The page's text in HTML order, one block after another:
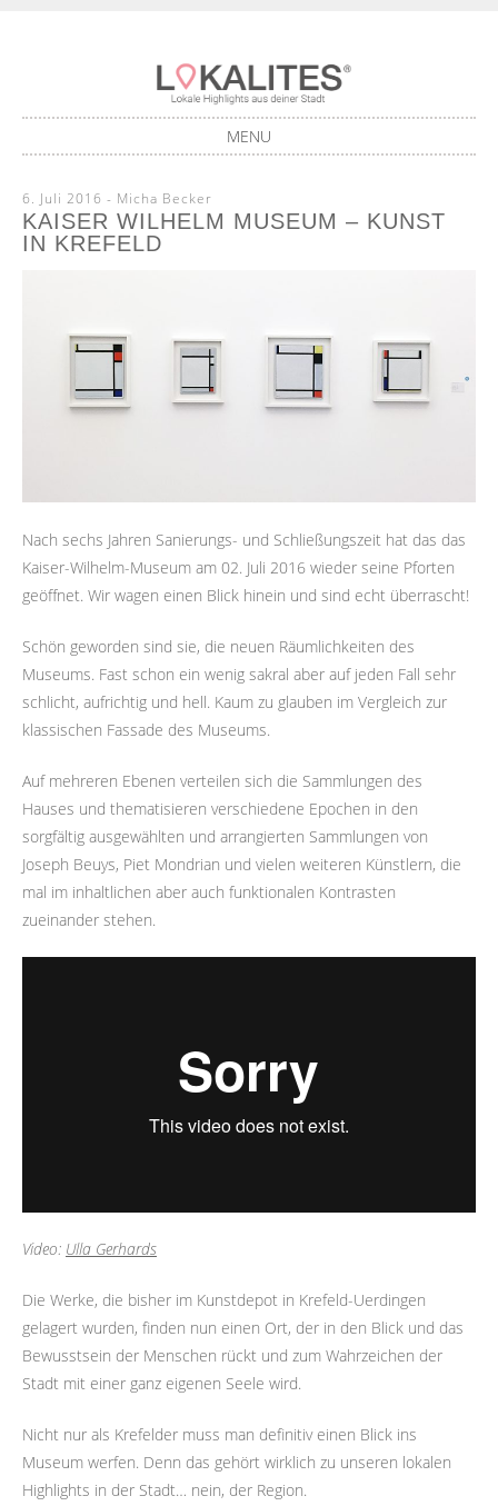
LOKALITES
Lokale Highlights aus deiner Stadt
MENU
TO
CONTENT
6. Juli 2016 - Micha Becker
KAISER WILHELM MUSEUM – KUNST
IN KREFELD
Nach sechs Jahren Sanierungs- und Schließungszeit hat das das
Kaiser-Wilhelm-Museum am 02. Juli 2016 wieder seine Pforten
geöffnet. Wir wagen einen Blick hinein und sind echt überrascht!
Schön geworden sind sie, die neuen Räumlichkeiten des
Museums. Fast schon ein wenig sakral aber auf jeden Fall sehr
schlicht, aufrichtig und hell. Kaum zu glauben im Vergleich zur
klassischen Fassade des Museums.
Auf mehreren Ebenen verteilen sich die Sammlungen des
Hauses und thematisieren verschiedene Epochen in den
sorgfältig ausgewählten und arrangierten Sammlungen von
Joseph Beuys, Piet Mondrian und vielen weiteren Künstlern, die
mal im inhaltlichen aber auch funktionalen Kontrasten
zueinander stehen.
Video: Ulla Gerhards
Die Werke, die bisher im Kunstdepot in Krefeld-Uerdingen
gelagert wurden, finden nun einen Ort, der in den Blick und das
Bewusstsein der Menschen rückt und zum Wahrzeichen der
Stadt mit einer ganz eigenen Seele wird.
Nicht nur als Krefelder muss man definitiv einen Blick ins
Museum werfen. Denn das gehört wirklich zu unseren lokalen
Highlights in der Stadt… nein, der Region.